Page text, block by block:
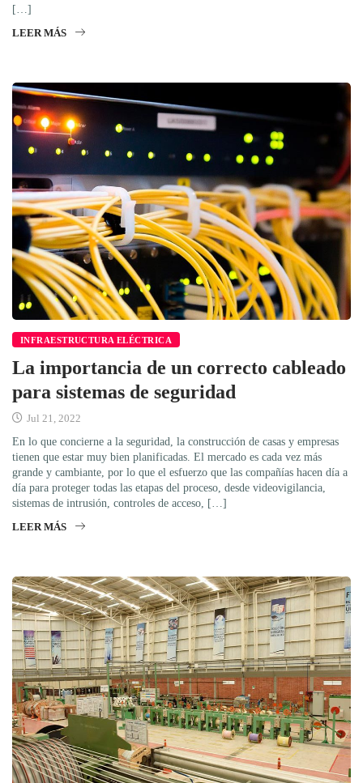
[…]
LEER MÁS
INFRAESTRUCTURA ELÉCTRICA
La importancia de un correcto cableado
para sistemas de seguridad
Jul 21, 2022
En lo que concierne a la seguridad, la construcción de casas y empresas
tienen que estar muy bien planificadas. El mercado es cada vez más
grande y cambiante, por lo que el esfuerzo que las compañías hacen día a
día para proteger todas las etapas del proceso, desde videovigilancia,
sistemas de intrusión, controles de acceso, […]
LEER MÁS